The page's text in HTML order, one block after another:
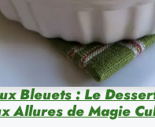
Bleuets : Le
Allures de Magie